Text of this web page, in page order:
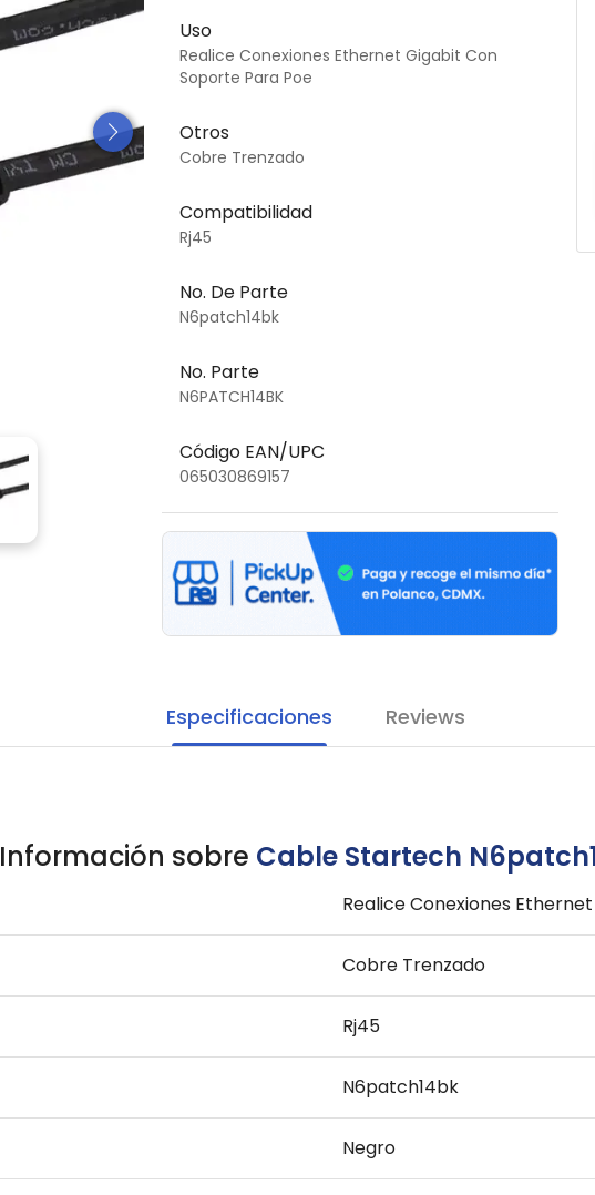
Uso
Realice Conexiones Ethernet Gigabit Con
Soporte Para Poe
Otros
Cobre Trenzado
Compatibilidad
Rj45
No. De Parte
N6patch14bk
No. Parte
N6PATCH14BK
Código EAN/UPC
065030869157
Especificaciones Reviews
Información sobre Cable Startech
Realice Conexiones
Cobre Trenzado
Rj45
N6patch14bk
Negro